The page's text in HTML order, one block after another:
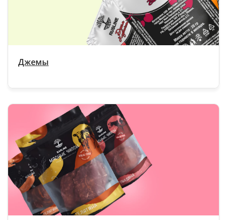
Джемы